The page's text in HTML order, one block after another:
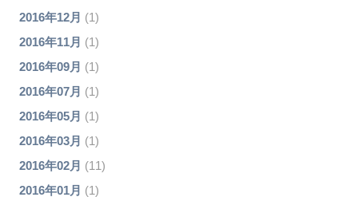
2016年12月 (1)
2016年11月 (1)
2016年09月 (1)
2016年07月 (1)
2016年05月 (1)
2016年03月 (1)
2016年02月 (11)
2016年01月 (1)